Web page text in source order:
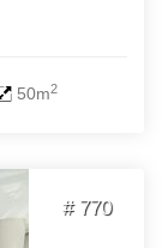
y balcón
50m2
# 770